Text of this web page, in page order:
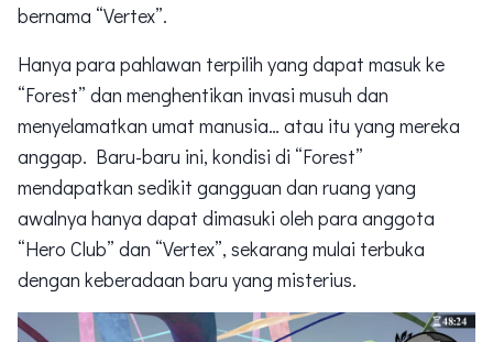
bernama “Vertex”.
Hanya para pahlawan terpilih yang dapat masuk ke
“Forest” dan menghentikan invasi musuh dan
menyelamatkan umat manusia… atau itu yang mereka
anggap. Baru-baru ini, kondisi di “Forest”
mendapatkan sedikit gangguan dan ruang yang
awalnya hanya dapat dimasuki oleh para anggota
“Hero Club” dan “Vertex”, sekarang mulai terbuka
dengan keberadaan baru yang misterius.